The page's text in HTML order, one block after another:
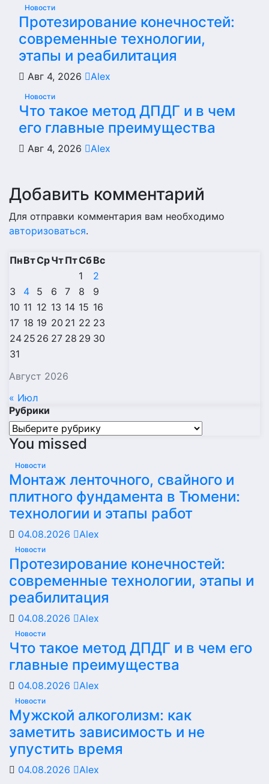
Новости
Протезирование конечностей:
современные технологии,
этапы и реабилитация
Авг 4, 2026 Alex
Новости
Что такое метод ДПДГ и в чем
его главные преимущества
Авг 4, 2026 Alex
Добавить комментарий
Для отправки комментария вам необходимо
авторизоваться.
Август 2026
ПнВтСрЧтПтСбВс
1
2
3
4 5 6 7 8
9
10 11 12 13 14 15 16
17 18 19 20 21 22 23
24 25 26 27 28 29 30
31
« Июл
Рубрики
Рубрики
You missed
Новости
Монтаж ленточного, свайного и
плитного фундамента в Тюмени:
технологии и этапы работ
04.08.2026 Alex
Новости
Протезирование конечностей:
современные технологии, этапы и
реабилитация
04.08.2026 Alex
Новости
Что такое метод ДПДГ и в чем его
главные преимущества
04.08.2026 Alex
Новости
Мужской алкоголизм: как
заметить зависимость и не
упустить время
04.08.2026 Alex